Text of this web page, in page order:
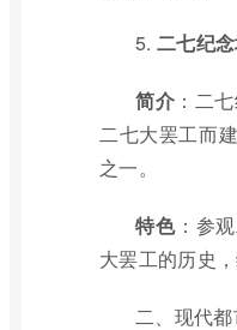
5. 二七纪
简介 ：二
二七大罢工而
之一。
特色：参
大罢工的历史
二、现代